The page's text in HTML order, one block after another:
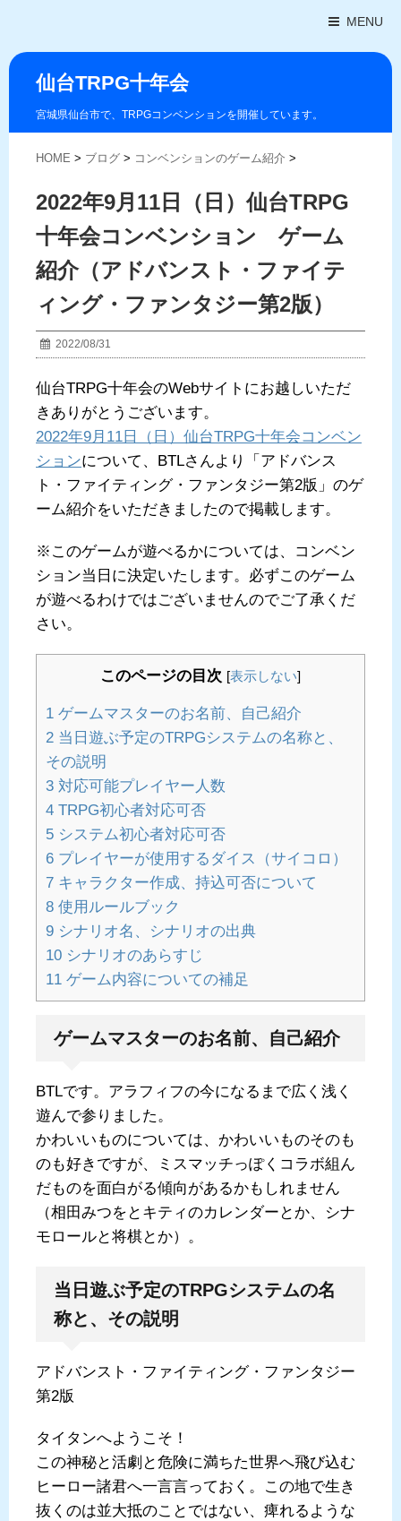
MENU
仙台TRPG十年会
宮城県仙台市で、TRPGコンベンションを開催しています。
HOME > ブログ > コンベンションのゲーム紹介 >
2022年9月11日（日）仙台TRPG
十年会コンベンション ゲーム
紹介（アドバンスト・ファイテ
ィング・ファンタジー第2版）
2022/08/31
仙台TRPG十年会のWebサイトにお越しいただ
きありがとうございます。
2022年9月11日（日）仙台TRPG十年会コンベン
ションについて、BTLさんより「アドバンス
ト・ファイティング・ファンタジー第2版」のゲ
ーム紹介をいただきましたので掲載します。
※このゲームが遊べるかについては、コンベン
ション当日に決定いたします。必ずこのゲーム
が遊べるわけではございませんのでご了承くだ
さい。
このページの目次 [表示しない]
1 ゲームマスターのお名前、自己紹介
2 当日遊ぶ予定のTRPGシステムの名称と、
その説明
3 対応可能プレイヤー人数
4 TRPG初心者対応可否
5 システム初心者対応可否
6 プレイヤーが使用するダイス（サイコロ）
7 キャラクター作成、持込可否について
8 使用ルールブック
9 シナリオ名、シナリオの出典
10 シナリオのあらすじ
11 ゲーム内容についての補足
ゲームマスターのお名前、自己紹介
BTLです。アラフィフの今になるまで広く浅く
遊んで参りました。
かわいいものについては、かわいいものそのも
のも好きですが、ミスマッチっぽくコラボ組ん
だものを面白がる傾向があるかもしれません
（相田みつをとキティのカレンダーとか、シナ
モロールと将棋とか）。
当日遊ぶ予定のTRPGシステムの名
称と、その説明
アドバンスト・ファイティング・ファンタジー
第2版
タイタンへようこそ！
この神秘と活劇と危険に満ちた世界へ飛び込む
ヒーロー諸君へ一言言っておく。この地で生き
抜くのは並大抵のことではない、痺れるような